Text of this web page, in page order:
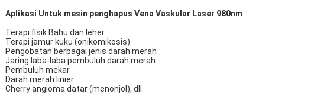
Aplikasi Untuk mesin penghapus Vena Vaskular Laser 980nm
Terapi fisik Bahu dan leher
Terapi jamur kuku (onikomikosis)
Pengobatan berbagai jenis darah merah
Jaring laba-laba pembuluh darah merah
Pembuluh mekar
Darah merah linier
Cherry angioma datar (menonjol), dll.